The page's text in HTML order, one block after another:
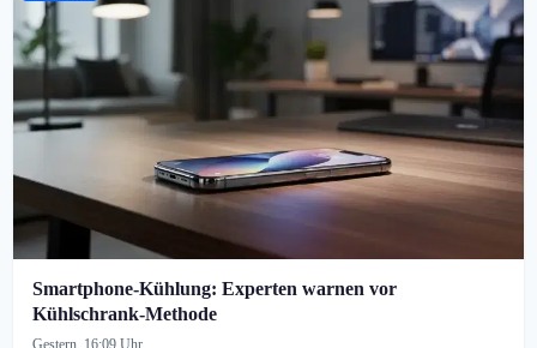
Smartphone-Kühlung: Experten warnen vor
Kühlschrank-Methode
Gestern, 16:09 Uhr